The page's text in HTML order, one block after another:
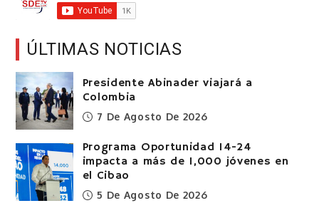
ÚLTIMAS NOTICIAS
Presidente Abinader viajará a
Colombia
7 De Agosto De 2026
Programa Oportunidad 14-24
impacta a más de 1,000 jóvenes en
el Cibao
5 De Agosto De 2026